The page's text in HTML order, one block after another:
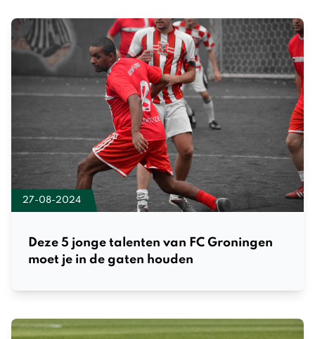
27-08-2024
Deze 5 jonge talenten van FC Groningen
moet je in de gaten houden